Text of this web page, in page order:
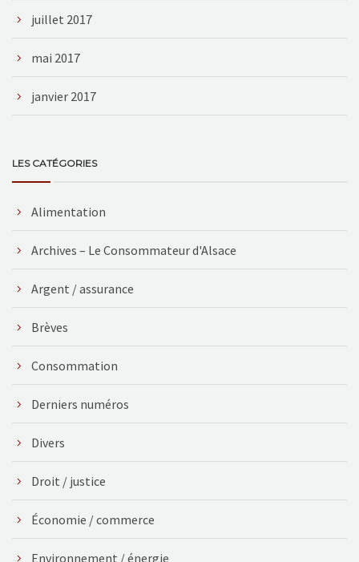
juillet 2017
mai 2017
janvier 2017
LES CATÉGORIES
Alimentation
Archives – Le Consommateur d'Alsace
Argent / assurance
Brèves
Consommation
Derniers numéros
Divers
Droit / justice
Économie / commerce
Environnement / énergie